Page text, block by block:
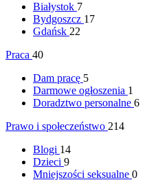
Białystok 7
Bydgoszcz 17
Gdańsk 22
Praca 40
Dam pracę 5
Darmowe ogłoszenia 1
Doradztwo personalne 6
Prawo i społeczeństwo 214
Blogi 14
Dzieci 9
Mniejszości seksualne 0